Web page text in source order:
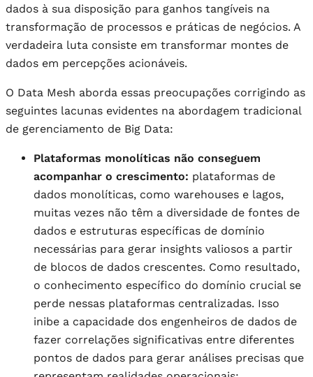
dados à sua disposição para ganhos tangíveis na
transformação de processos e práticas de negócios. A
verdadeira luta consiste em transformar montes de
dados em percepções acionáveis.
O Data Mesh aborda essas preocupações corrigindo as
seguintes lacunas evidentes na abordagem tradicional
de gerenciamento de Big Data:
Plataformas monolíticas não conseguem
acompanhar o crescimento: plataformas de
dados monolíticas, como warehouses e lagos,
muitas vezes não têm a diversidade de fontes de
dados e estruturas específicas de domínio
necessárias para gerar insights valiosos a partir
de blocos de dados crescentes. Como resultado,
o conhecimento específico do domínio crucial se
perde nessas plataformas centralizadas. Isso
inibe a capacidade dos engenheiros de dados de
fazer correlações significativas entre diferentes
pontos de dados para gerar análises precisas que